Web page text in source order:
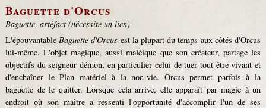
Baguette d'Orcus
Baguette, artéfact (nécessite un lien)
L'épouvantableBaguette d'Orcus est la plupart du temps aux côtés d'Orcus
lui-même. L'objet magique, aussi maléique que son créateur, partage les
objectifs du seigneur démon, en particulier celui de tuer tout être vivant et
d'enchaîner le Plan matériel à la non-vie. Orcus permet parfois à la
baguette de le quitter. Lorsque cela arrive, elle apparaît par magie à un
endroit où son maître a ressenti l'opportunité d'accomplir l'un de ses